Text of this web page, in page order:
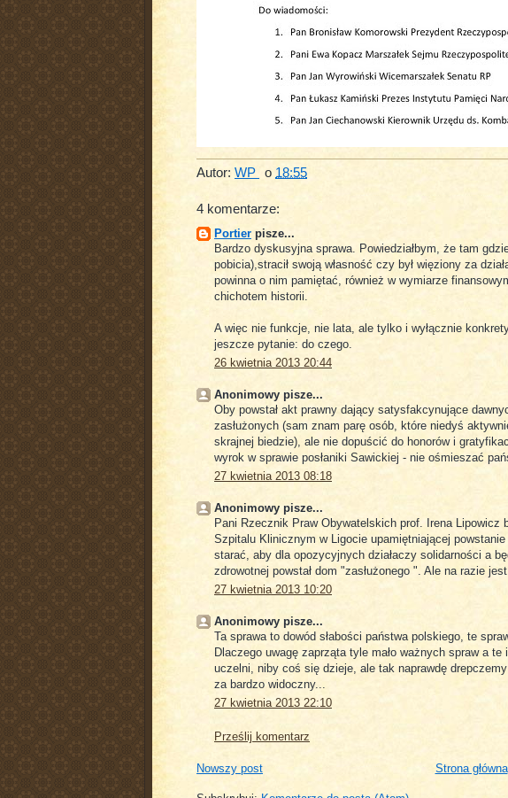
Autor: WP o 18:55
4 komentarze:
Portier pisze...
Bardzo dyskusyjna sprawa. Powiedziałbym, że tam
pobicia),stracił swoją własność czy był więziony za
powinna o nim pamiętać, również w wymiarze
chichotem historii.
A więc nie funkcje, nie lata, ale tylko i wyłącznie
jeszcze pytanie: do czego.
26 kwietnia 2013 20:44
Anonimowy pisze...
Oby powstał akt prawny dający satysfakcynujące
zasłużonych (sam znam parę osób, które niedyś
skrajnej biedzie), ale nie dopuścić do honorów i
wyrok w sprawie posłaniki Sawickiej - nie ośmieszać
27 kwietnia 2013 08:18
Anonimowy pisze...
Pani Rzecznik Praw Obywatelskich prof. Irena Lipowicz
Szpitalu Klinicznym w Ligocie upamiętniającej
starać, aby dla opozycyjnych działaczy solidarności a
zdrowotnej powstał dom "zasłużonego ". Ale na razie
27 kwietnia 2013 10:20
Anonimowy pisze...
Ta sprawa to dowód słabości państwa polskiego, te
Dlaczego uwagę zaprząta tyle mało ważnych spraw a
uczelni, niby coś się dzieje, ale tak naprawdę
za bardzo widoczny...
27 kwietnia 2013 22:10
Prześlij komentarz
Nowszy post Strona główna